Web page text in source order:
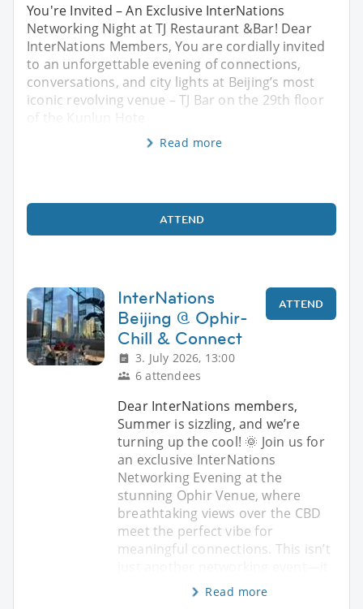
You're Invited – An Exclusive InterNations
Networking Night at TJ Restaurant &Bar! Dear
InterNations Members, You are cordially invited
to an unforgettable evening of connections,
conversations, and city lights at Beijing’s most
iconic revolving venue – TJ Bar on the 29th floor
of the Kunlun Hote
Read more
ATTEND
InterNations
Beijing @ Ophir-
Chill & Connect
3. July 2026, 13:00
6 attendees
ATTEND
Dear InterNations members,
Summer is sizzling, and we’re
turning up the cool! 🌞 Join us for
an exclusive InterNations
Networking Evening at the
stunning Ophir Venue, where
breathtaking views over the CBD
meet the perfect vibe for
meaningful connections. This isn’t
Read more